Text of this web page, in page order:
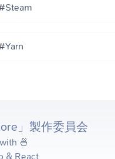
」製作委員会
with 🍜
& React